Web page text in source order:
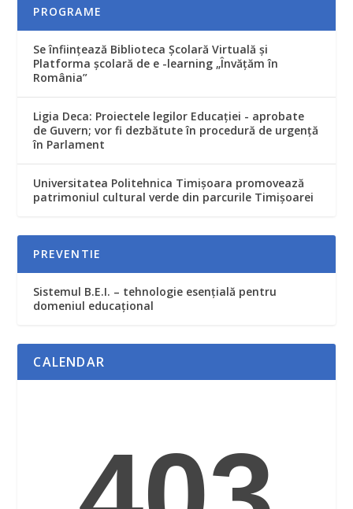
PROGRAME
Se înfiinţează Biblioteca Şcolară Virtuală şi
Platforma şcolară de e -learning „Învăţăm în
România”
Ligia Deca: Proiectele legilor Educaţiei - aprobate
de Guvern; vor fi dezbătute în procedură de urgenţă
în Parlament
Universitatea Politehnica Timișoara promovează
patrimoniul cultural verde din parcurile Timişoarei
PREVENTIE
Sistemul B.E.I. – tehnologie esențială pentru
domeniul educațional
CALENDAR